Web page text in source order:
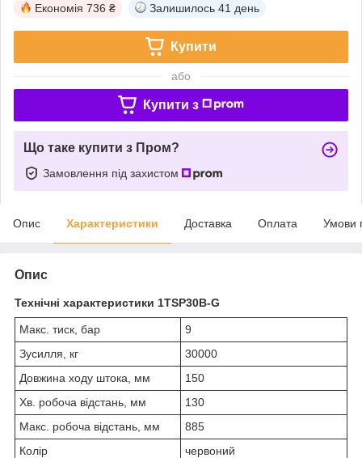
Економія 736 ₴ Залишилось 41 день
Купити
або
Купити з
Що таке купити з Пром?
Замовлення під захистом
Опис Характеристики Доставка Оплата Умови
Опис
Технічні характеристики 1TSP30B-G
Макс. тиск, бар
9
Зусилля, кг
30000
Довжина ходу штока, мм
150
Хв. робоча відстань, мм
130
Макс. робоча відстань, мм
885
Колір
червоний